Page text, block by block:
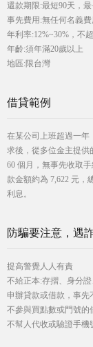
還款期限:最短90天，
事先費用:無任何名義費
年利率:12%~30%，不
年齡:須年滿20歲以上
地區:限台灣
借貸範例
在某公司上班超過一年
求後，從多位金主提供
60 個月，無事先收取
款金額約為 7,622 元，
利息。
防騙要注意，遇
提高警覺人人有責
不給正本:存摺、身分
申辦貸款或借款，事先
不參與買點數或門號的
不幫人代收或驗證手機